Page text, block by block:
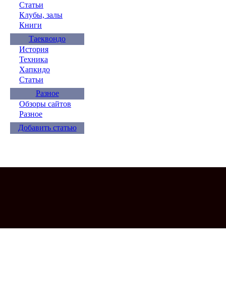
Статьи
Клубы, залы
Книги
Таеквондо
История
Техника
Хапкидо
Статьи
Разное
Обзоры сайтов
Разное
Добавить статью